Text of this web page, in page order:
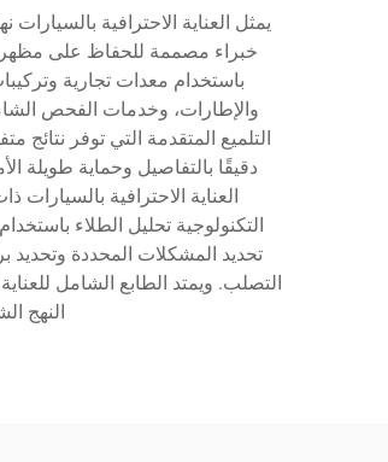
يمثل العناية الاحترافية
خبراء مصممة للحفاظ على مظهر
باستخدام معدات تجارية
والإطارات، وخدمات الفحص
التلميع المتقدمة التي توفر
دقيقًا بالتفاصيل وحماية طويلة
العناية الاحترافية
التكنولوجية تحليل الطلاء
تحديد المشكلات المحددة وتحديد
التصلب. ويمتد الطابع الشامل
النهج